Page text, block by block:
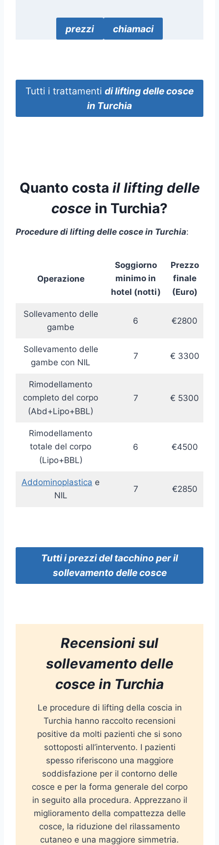
prezzi chiamaci
Tutti i trattamenti di lifting delle cosce
in Turchia
Quanto costa il lifting delle
cosce in Turchia?
Procedure di lifting delle cosce in Turchia:
Operazione
Soggiorno
minimo in
hotel (notti)
Prezzo
finale
(Euro)
Sollevamento delle
gambe
6 €2800
Sollevamento delle
gambe con NIL
7 € 3300
Rimodellamento
completo del corpo
(Abd+Lipo+BBL)
7 € 5300
Rimodellamento
totale del corpo
(Lipo+BBL)
6 €4500
Addominoplastica e
NIL
7 €2850
Tuttii prezzidel tacchino per il
sollevamento delle cosce
Recensioni sul
sollevamento delle
cosce in Turchia
Le procedure di lifting della coscia in
Turchia hanno raccolto recensioni
positive da molti pazienti che si sono
sottoposti all’intervento. I pazienti
spesso riferiscono una maggiore
soddisfazione per il contorno delle
cosce e per la forma generale del corpo
in seguito alla procedura. Apprezzano il
miglioramento della compattezza delle
cosce, la riduzione del rilassamento
cutaneo e una maggiore simmetria.